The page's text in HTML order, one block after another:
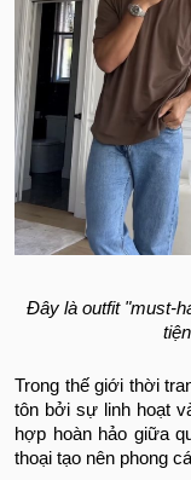
Đây là outfit "must-
Trong thế giới thời
tôn bởi sự linh hoạt
hợp hoàn hảo giữa
thoại tạo nên phong